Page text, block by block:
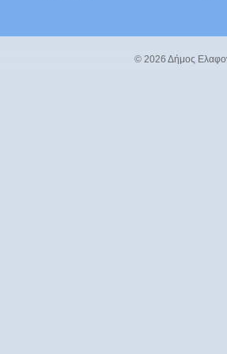
© 2026 Δήμος